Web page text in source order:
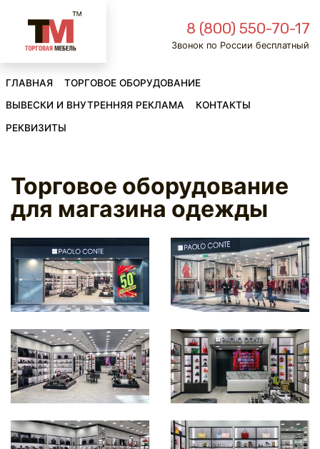
8 (800) 550-70-17
Звонок по России бесплатный
ГЛАВНАЯ
ТОРГОВОЕ ОБОРУДОВАНИЕ
ВЫВЕСКИ И ВНУТРЕННЯЯ РЕКЛАМА
КОНТАКТЫ
РЕКВИЗИТЫ
Торговое оборудование
для магазина одежды